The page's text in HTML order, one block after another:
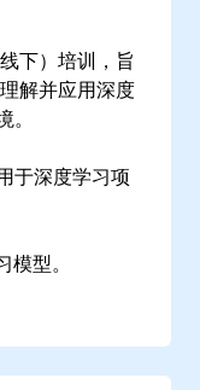
下）培训，旨
解并应用深度
于深度学习项
型。
深度学习。